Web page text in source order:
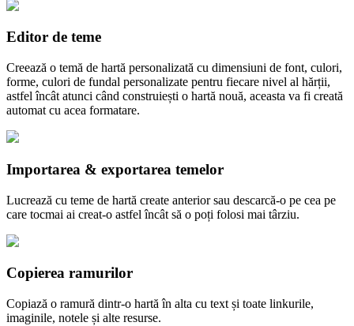
Editor de teme
Creează o temă de hartă personalizată cu dimensiuni de font, culori,
forme, culori de fundal personalizate pentru fiecare nivel al hărții,
astfel încât atunci când construiești o hartă nouă, aceasta va fi creată
automat cu acea formatare.
Importarea & exportarea temelor
Lucrează cu teme de hartă create anterior sau descarcă-o pe cea pe
care tocmai ai creat-o astfel încât să o poți folosi mai târziu.
Copierea ramurilor
Copiază o ramură dintr-o hartă în alta cu text și toate linkurile,
imaginile, notele și alte resurse.